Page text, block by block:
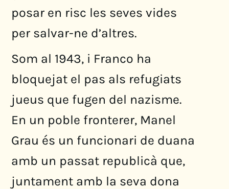
posar en risc les seves vides
per salvar-ne d’altres.
Som al 1943, i Franco ha
bloquejat el pas als refugiats
jueus que fugen del nazisme.
En un poble fronterer, Manel
Grau és un funcionari de duana
amb un passat republicà que,
juntament amb la seva dona